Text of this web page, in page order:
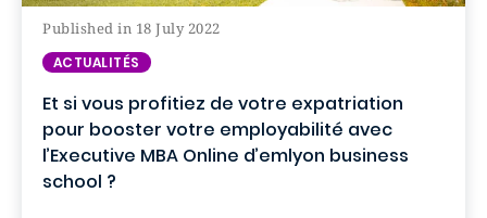
Published in 18 July 2022
ACTUALITÉS
Et si vous profitiez de votre expatriation
pour booster votre employabilité avec
l’Executive MBA Online d’emlyon business
school ?